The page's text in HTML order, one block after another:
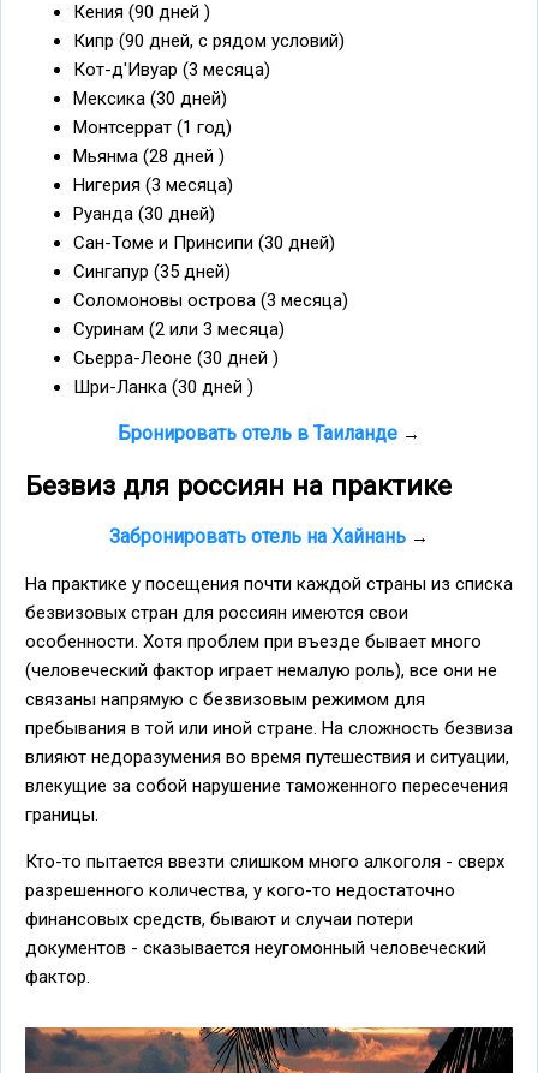
Кения (90 дней )
Кипр (90 дней, с рядом условий)
Кот-д'Ивуар (3 месяца)
Мексика (30 дней)
Монтсеррат (1 год)
Мьянма (28 дней )
Нигерия (3 месяца)
Руанда (30 дней)
Сан-Томе и Принсипи (30 дней)
Сингапур (35 дней)
Соломоновы острова (3 месяца)
Суринам (2 или 3 месяца)
Сьерра-Леоне (30 дней )
Шри-Ланка (30 дней )
Бронировать отель в Таиланде →
Безвиз для россиян на практике
Забронировать отель на Хайнань →
На практике у посещения почти каждой страны из списка
безвизовых стран для россиян имеются свои
особенности. Хотя проблем при въезде бывает много
(человеческий фактор играет немалую роль), все они не
связаны напрямую с безвизовым режимом для
пребывания в той или иной стране. На сложность безвиза
влияют недоразумения во время путешествия и ситуации,
влекущие за собой нарушение таможенного пересечения
границы.
Кто-то пытается ввезти слишком много алкоголя - сверх
разрешенного количества, у кого-то недостаточно
финансовых средств, бывают и случаи потери
документов - сказывается неугомонный человеческий
фактор.